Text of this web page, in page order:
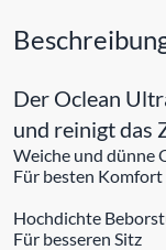
Der Oclean
und reinigt das
Weiche und dünne
Für besten Komfort
Hochdichte
Für besseren Sitz